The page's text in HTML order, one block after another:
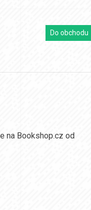
Do obchodu
na Bookshop.cz od